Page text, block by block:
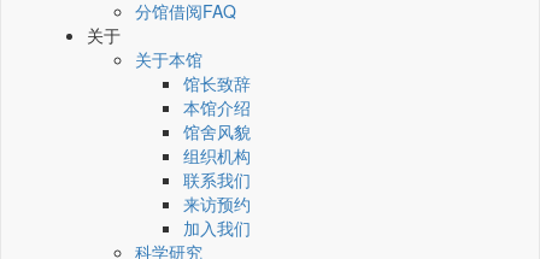
分馆借阅FAQ
关于
关于本馆
馆长致辞
本馆介绍
馆舍风貌
组织机构
联系我们
来访预约
加入我们
科学研究